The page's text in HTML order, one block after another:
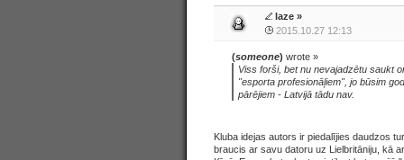
laze »
2015.10.27 12:13
(someone) wrote »
Viss forši, bet nu nevajadzētu saukt
"esporta profesionāļiem", jo būsim
pārējiem - Latvijā tādu nav.
Kluba idejas autors ir piedalījies daudzos
braucis ar savu datoru uz Lielbritāniju, kā